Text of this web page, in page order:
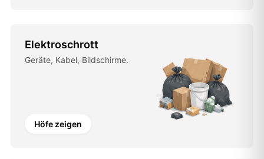
Elektroschrott
Geräte, Kabel, Bildschirme.
Höfe zeigen